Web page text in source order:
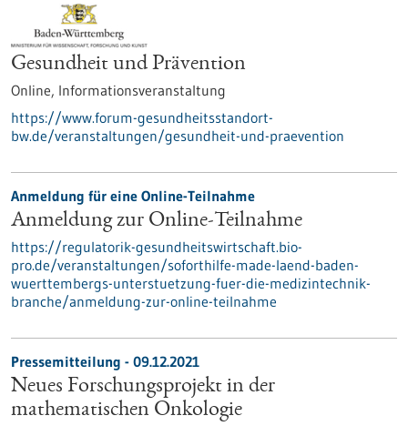
Gesundheit und Prävention
Online, Informationsveranstaltung
https://www.forum-gesundheitsstandort-
bw.de/veranstaltungen/gesundheit-und-praevention
Anmeldung für eine Online-Teilnahme
Anmeldung zur Online-Teilnahme
https://regulatorik-gesundheitswirtschaft.bio-
pro.de/veranstaltungen/soforthilfe-made-laend-baden-
wuerttembergs-unterstuetzung-fuer-die-medizintechnik-
branche/anmeldung-zur-online-teilnahme
Pressemitteilung - 09.12.2021
Neues Forschungsprojekt in der
mathematischen Onkologie